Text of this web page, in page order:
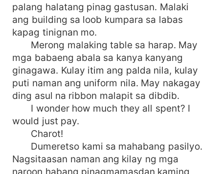
palang halatang pinag gastusan. Malaki
ang building sa loob kumpara sa labas
kapag tinignan mo.
Merong malaking table sa harap. May
mga babaeng abala sa kanya kanyang
ginagawa. Kulay itim ang palda nila, kulay
puti naman ang uniform nila. May nakagay
ding asul na ribbon malapit sa dibdib.
I wonder how much they all spent? I
would just pay.
Charot!
Dumeretso kami sa mahabang pasilyo.
Nagsitaasan naman ang kilay ng mga
naroon habang pinagmamasdan kaming